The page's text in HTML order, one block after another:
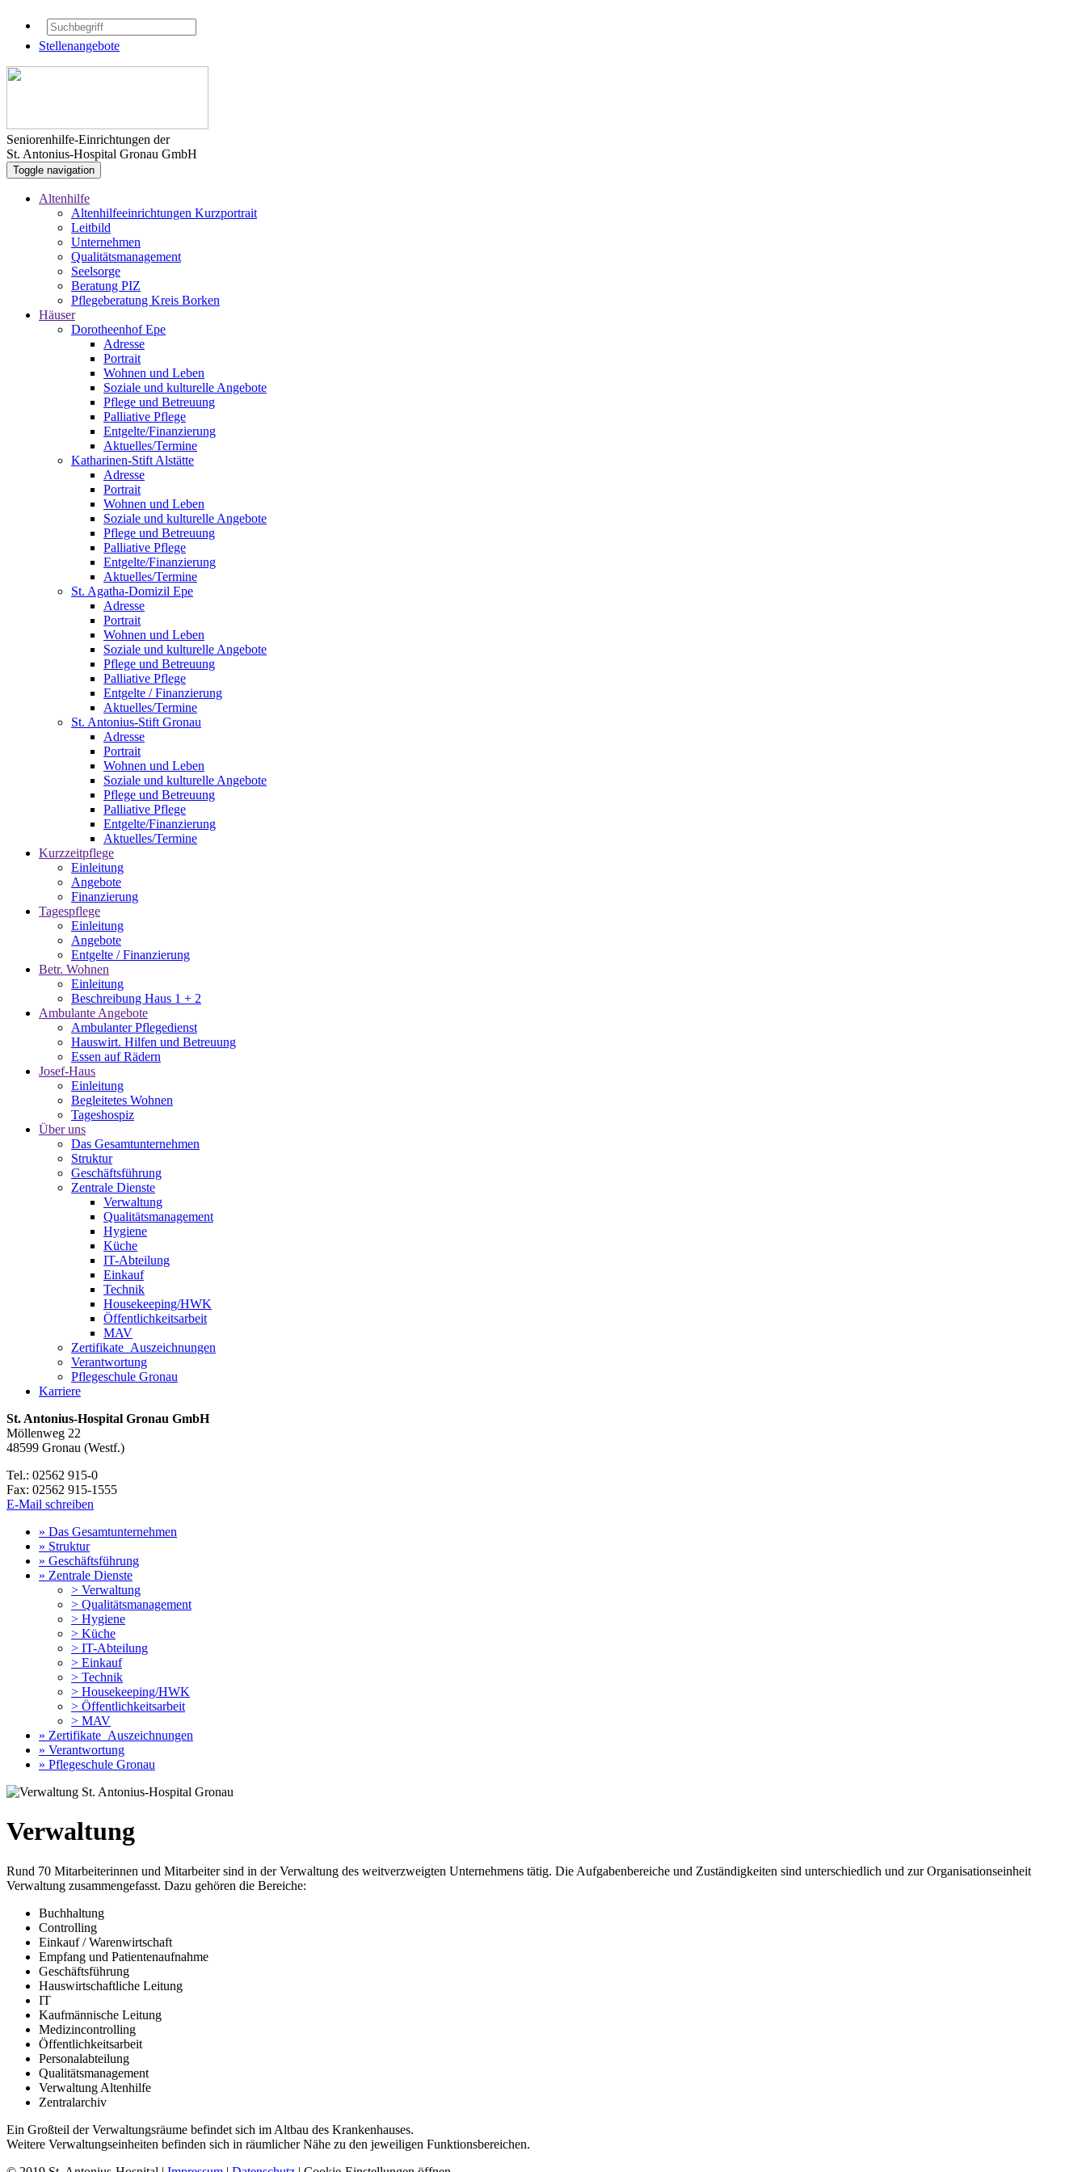
Stellenangebote
Seniorenhilfe-Einrichtungen der
St. Antonius-Hospital Gronau GmbH
Toggle navigation
Altenhilfe
Altenhilfeeinrichtungen Kurzportrait
Leitbild
Unternehmen
Qualitätsmanagement
Seelsorge
Beratung PIZ
Pflegeberatung Kreis Borken
Häuser
Dorotheenhof Epe
Adresse
Portrait
Wohnen und Leben
Soziale und kulturelle Angebote
Pflege und Betreuung
Palliative Pflege
Entgelte/Finanzierung
Aktuelles/Termine
Katharinen-Stift Alstätte
Adresse
Portrait
Wohnen und Leben
Soziale und kulturelle Angebote
Pflege und Betreuung
Palliative Pflege
Entgelte/Finanzierung
Aktuelles/Termine
St. Agatha-Domizil Epe
Adresse
Portrait
Wohnen und Leben
Soziale und kulturelle Angebote
Pflege und Betreuung
Palliative Pflege
Entgelte / Finanzierung
Aktuelles/Termine
St. Antonius-Stift Gronau
Adresse
Portrait
Wohnen und Leben
Soziale und kulturelle Angebote
Pflege und Betreuung
Palliative Pflege
Entgelte/Finanzierung
Aktuelles/Termine
Kurzzeitpflege
Einleitung
Angebote
Finanzierung
Tagespflege
Einleitung
Angebote
Entgelte / Finanzierung
Betr. Wohnen
Einleitung
Beschreibung Haus 1 + 2
Ambulante Angebote
Ambulanter Pflegedienst
Hauswirt. Hilfen und Betreuung
Essen auf Rädern
Josef-Haus
Einleitung
Begleitetes Wohnen
Tageshospiz
Über uns
Das Gesamtunternehmen
Struktur
Geschäftsführung
Zentrale Dienste
Verwaltung
Qualitätsmanagement
Hygiene
Küche
IT-Abteilung
Einkauf
Technik
Housekeeping/HWK
Öffentlichkeitsarbeit
MAV
Zertifikate_Auszeichnungen
Verantwortung
Pflegeschule Gronau
Karriere
St. Antonius-Hospital Gronau GmbH
Möllenweg 22
48599 Gronau (Westf.)
Tel.: 02562 915-0
Fax: 02562 915-1555
E-Mail schreiben
» Das Gesamtunternehmen
» Struktur
» Geschäftsführung
» Zentrale Dienste
> Verwaltung
> Qualitätsmanagement
> Hygiene
> Küche
> IT-Abteilung
> Einkauf
> Technik
> Housekeeping/HWK
> Öffentlichkeitsarbeit
> MAV
» Zertifikate_Auszeichnungen
» Verantwortung
» Pflegeschule Gronau
Verwaltung
Rund 70 Mitarbeiterinnen und Mitarbeiter sind in der Verwaltung des weitverzweigten Unternehmens tätig. Die Aufgabenbereiche und Zuständigkeiten sind unterschiedlich und zur Organisationseinheit
Verwaltung zusammengefasst. Dazu gehören die Bereiche:
Buchhaltung
Controlling
Einkauf / Warenwirtschaft
Empfang und Patientenaufnahme
Geschäftsführung
Hauswirtschaftliche Leitung
IT
Kaufmännische Leitung
Medizincontrolling
Öffentlichkeitsarbeit
Personalabteilung
Qualitätsmanagement
Verwaltung Altenhilfe
Zentralarchiv
Ein Großteil der Verwaltungsräume befindet sich im Altbau des Krankenhauses.
Weitere Verwaltungseinheiten befinden sich in räumlicher Nähe zu den jeweiligen Funktionsbereichen.